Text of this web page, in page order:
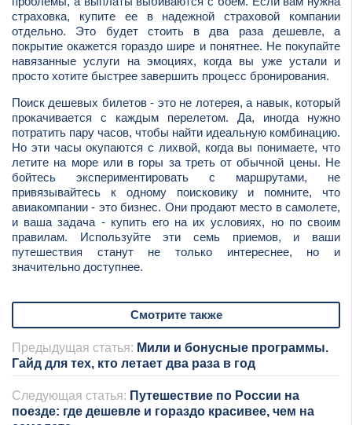
страховка, купите ее в надежной страховой компании
отдельно. Это будет стоить в два раза дешевле, а
покрытие окажется гораздо шире и понятнее. Не покупайте
навязанные услуги на эмоциях, когда вы уже устали и
просто хотите быстрее завершить процесс бронирования.
Поиск дешевых билетов - это не лотерея, а навык, который
прокачивается с каждым перелетом. Да, иногда нужно
потратить пару часов, чтобы найти идеальную комбинацию.
Но эти часы окупаются с лихвой, когда вы понимаете, что
летите на море или в горы за треть от обычной цены. Не
бойтесь экспериментировать с маршрутами, не
привязывайтесь к одному поисковику и помните, что
авиакомпании - это бизнес. Они продают место в самолете,
и ваша задача - купить его на их условиях, но по своим
правилам. Используйте эти семь приемов, и ваши
путешествия станут не только интереснее, но и
значительно доступнее.
Смотрите также
Предыдущая статья: Мили и бонусные программы.
Гайд для тех, кто летает два раза в год
Следующая статья: Путешествие по России на
поезде: где дешевле и гораздо красивее, чем на